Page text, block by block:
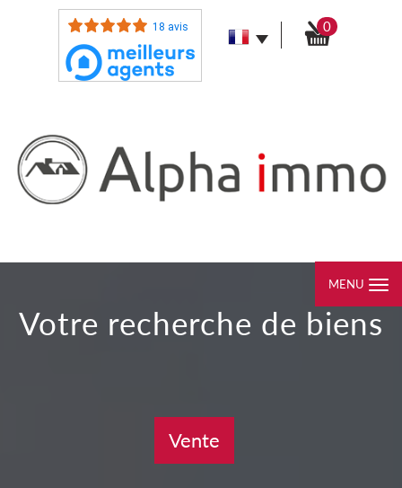
18 avis 0
MENU
votre recherche de biens
Vente